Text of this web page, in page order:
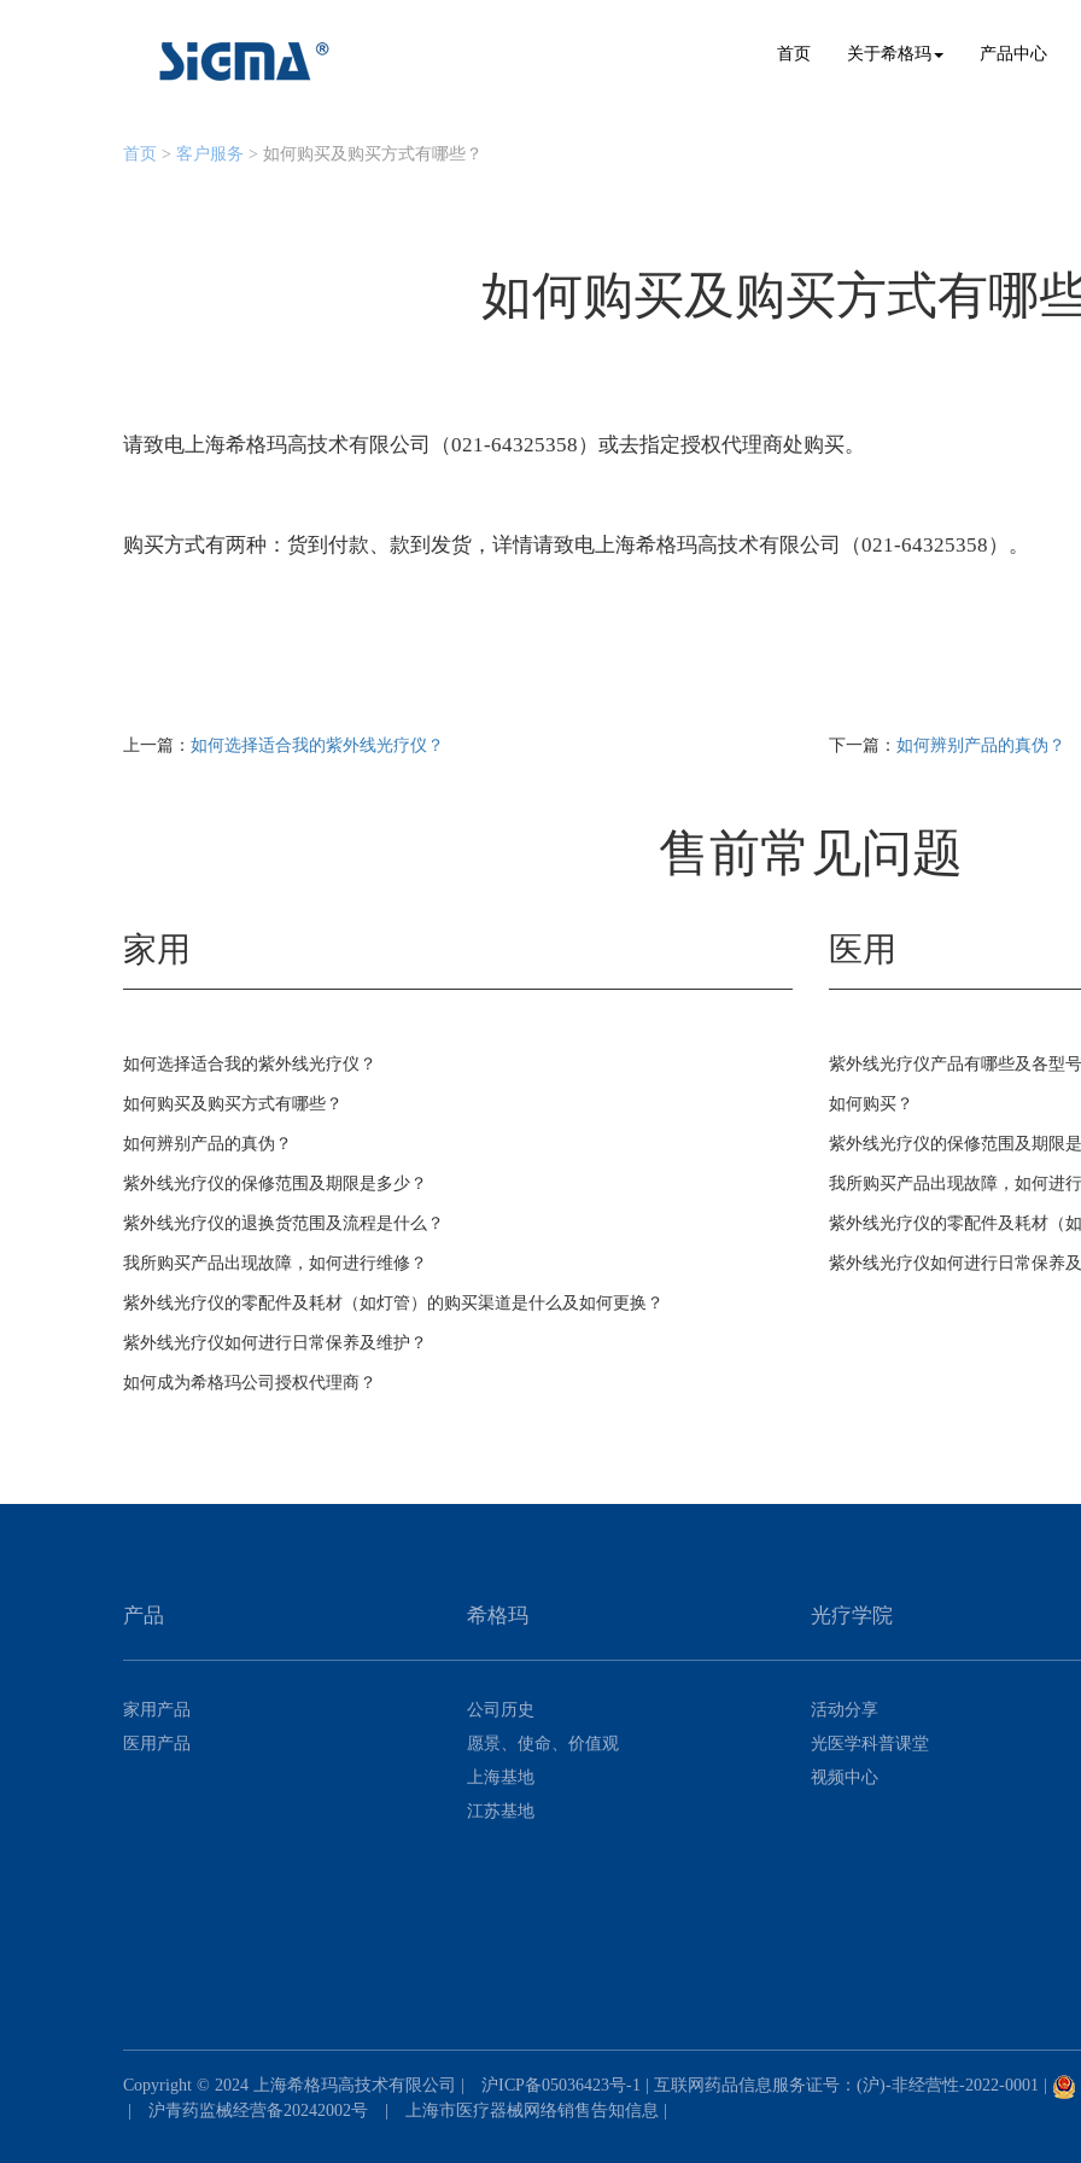
首页 关于希格玛 产品中心
首页 > 客户服务 > 如何购买及购买方式有哪些？
如何购买及购买方式有哪
请致电上海希格玛高技术有限公司（021-64325358）或去指定授权代理商处购买。
购买方式有两种：货到付款、款到发货，详情请致电上海希格玛高技术有限公司（021-64325358）。
上一篇： 如何选择适合我的紫外线光疗仪？ 下一篇： 如何辨别产品的真伪？
售前常见问题
家用
如何选择适合我的紫外线光疗仪？
如何购买及购买方式有哪些？
如何辨别产品的真伪？
紫外线光疗仪的保修范围及期限是多少？
紫外线光疗仪的退换货范围及流程是什么？
我所购买产品出现故障，如何进行维修？
紫外线光疗仪的零配件及耗材（如灯管）的购买渠道是什么及如何更换？
紫外线光疗仪如何进行日常保养及维护？
如何成为希格玛公司授权代理商？
医用
紫外线光疗仪产品有哪些及各型
如何购买？
紫外线光疗仪的保修范围及期限
我所购买产品出现故障，如何进
紫外线光疗仪的零配件及耗材（
紫外线光疗仪如何进行日常保养
产品
家用产品
医用产品
希格玛
公司历史
愿景、使命、价值观
上海基地
江苏基地
光疗学院
活动分享
光医学科普课堂
视频中心
Copyright © 2024 上海希格玛高技术有限公司 沪ICP备05036423号-1 | 互联网药品信息服务证号：(沪)-非经营性-2022-0001
沪青药监械经营备20242002号 上海市医疗器械网络销售告知信息